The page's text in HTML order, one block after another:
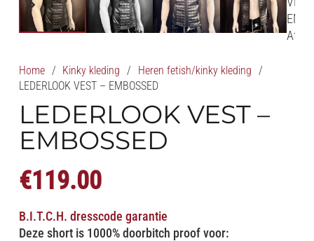
Home / Kinky kleding / Heren fetish/kinky kleding /
LEDERLOOK VEST – EMBOSSED
LEDERLOOK VEST –
EMBOSSED
€119.00
B.I.T.C.H. dresscode garantie
Deze short is 1000% doorbitch proof voor: